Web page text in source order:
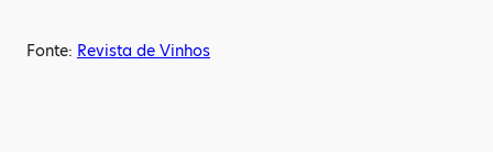
Fonte: Revista de Vinhos